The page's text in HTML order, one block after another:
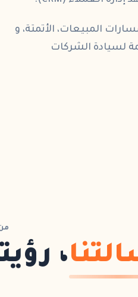
المبيعات، الأتمتة، و
لسيادة الشركات
،